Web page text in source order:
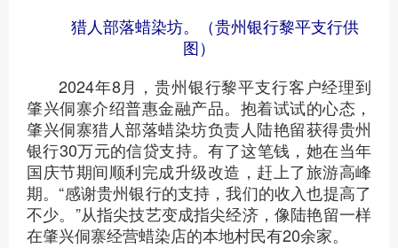
猎人部落蜡染坊。（贵州银行黎平支行供
图）
2024年8月，贵州银行黎平支行客户经理到
肇兴侗寨介绍普惠金融产品。抱着试试的心态，
肇兴侗寨猎人部落蜡染坊负责人陆艳留获得贵州
银行30万元的信贷支持。有了这笔钱，她在当年
国庆节期间顺利完成升级改造，赶上了旅游高峰
期。“感谢贵州银行的支持，我们的收入也提高了
不少。”从指尖技艺变成指尖经济，像陆艳留一样
在肇兴侗寨经营蜡染店的本地村民有20余家。